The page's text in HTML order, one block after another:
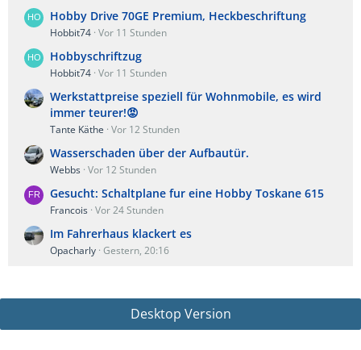
Hobby Drive 70GE Premium, Heckbeschriftung
Hobbit74 Vor 11 Stunden
Hobbyschriftzug
Hobbit74 Vor 11 Stunden
Werkstattpreise speziell für Wohnmobile, es wird
immer teurer!😡
Tante Käthe Vor 12 Stunden
Wasserschaden über der Aufbautür.
Webbs Vor 12 Stunden
Gesucht: Schaltplane fur eine Hobby Toskane 615
Francois Vor 24 Stunden
Im Fahrerhaus klackert es
Opacharly Gestern, 20:16
Desktop Version